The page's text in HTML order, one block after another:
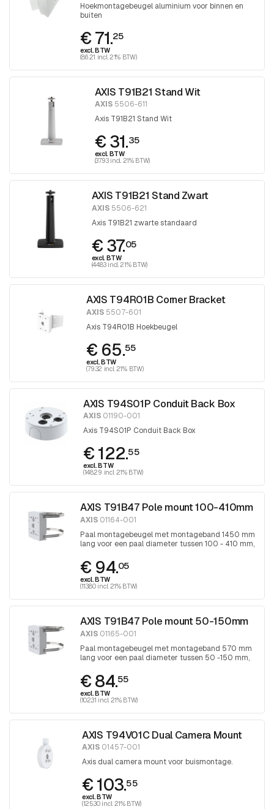
Hoekmontagebeugel aluminium voor binnen en
buiten
€ 71.25
excl. BTW
(86.21 incl. 21% BTW)
AXIS T91B21 Stand Wit
AXIS5506-611
Axis T91B21 Stand Wit
€ 31.35
excl. BTW
(37.93 incl. 21% BTW)
AXIS T91B21 Stand Zwart
AXIS5506-621
Axis T91B21 zwarte standaard
€ 37.05
excl. BTW
(44.83 incl. 21% BTW)
AXIS T94R01B Corner Bracket
AXIS5507-601
Axis T94R01B Hoekbeugel
€ 65.55
excl. BTW
(79.32 incl. 21% BTW)
AXIS T94S01P Conduit Back Box
AXIS 01190-001
Axis T94S01P Conduit Back Box
€ 122.55
excl. BTW
(148.29 incl. 21% BTW)
AXIS T91B47 Pole mount 100-410mm
AXIS 01164-001
Paal montagebeugel met montageband 1450 mm
lang voor een paal diameter tussen 100 - 410 mm,
schroevendraaier
€ 94.05
excl. BTW
(113.80 incl. 21% BTW)
AXIS T91B47 Pole mount 50-150mm
AXIS 01165-001
Paal montagebeugel met montageband 570 mm
lang voor een paal diameter tussen 50 -150 mm,
schroevendraaier
€ 84.55
excl. BTW
(102.31 incl. 21% BTW)
AXIS T94V01C Dual Camera Mount
AXIS01457-001
Axis dual camera mount voor buismontage.
€ 103.55
excl. BTW
(125.30 incl. 21% BTW)